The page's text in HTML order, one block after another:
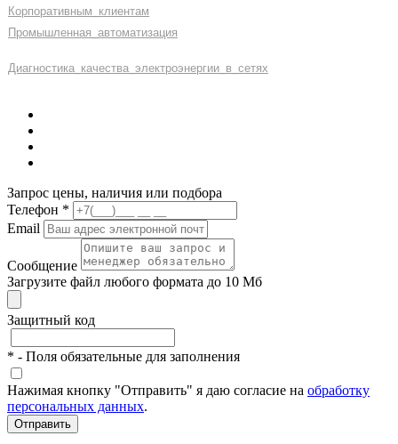
Корпоративным клиентам
Промышленная автоматизация
Диагностика качества электроэнергии в сетях
Запрос цены, наличия или подбора
Телефон *
Email
Сообщение
Загрузите файл любого формата до 10 Мб
Защитный код
* - Поля обязательные для заполнения
Нажимая кнопку "Отправить" я даю согласие на обработку
персональных данных.
Отправить